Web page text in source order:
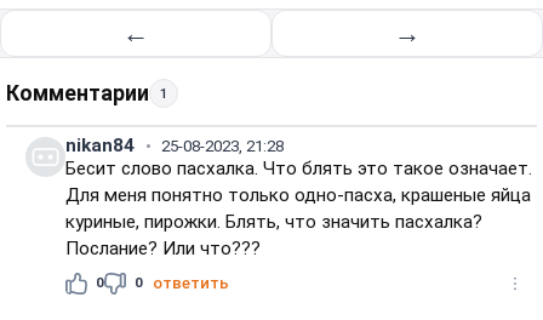
← →
Комментарии 1
nikan84 25-08-2023, 21:28
Бесит слово пасхалка. Что блять это такое означает.
Для меня понятно только одно-пасха, крашеные яйца
куриные, пирожки. Блять, что значить пасхалка?
Послание? Или что???
0 0 ответить